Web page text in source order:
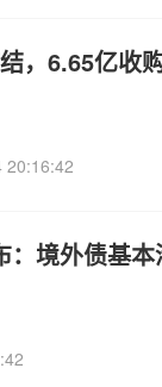
，6.65亿收
20:16:42
境外债基本